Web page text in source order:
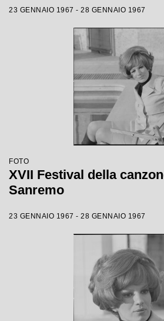
23 GENNAIO 1967 - 28 GENNAIO 1967
FOTO
XVII Festival della
Sanremo
23 GENNAIO 1967 - 28 GENNAIO 1967